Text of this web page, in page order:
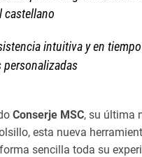
castellano
intuitiva y en
personalizadas
Conserje MSC, su última
esta nueva
sencilla toda su